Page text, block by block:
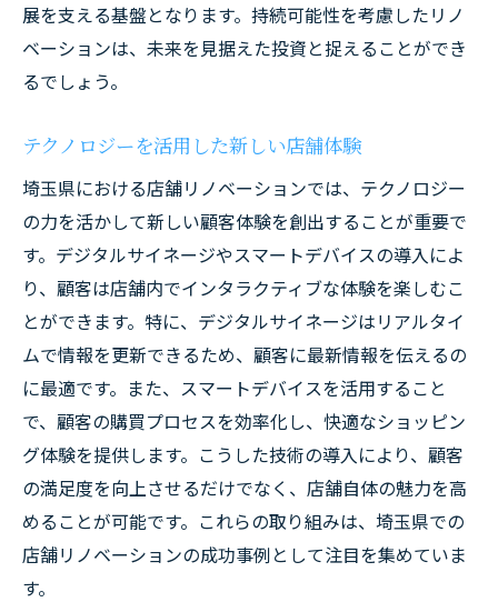
展を支える基盤となります。持続可能性を考慮したリノ
ベーションは、未来を見据えた投資と捉えることができ
るでしょう。
テクノロジーを活用した新しい店舗体験
埼玉県における店舗リノベーションでは、テクノロジー
の力を活かして新しい顧客体験を創出することが重要で
す。デジタルサイネージやスマートデバイスの導入によ
り、顧客は店舗内でインタラクティブな体験を楽しむこ
とができます。特に、デジタルサイネージはリアルタイ
ムで情報を更新できるため、顧客に最新情報を伝えるの
に最適です。また、スマートデバイスを活用すること
で、顧客の購買プロセスを効率化し、快適なショッピン
グ体験を提供します。こうした技術の導入により、顧客
の満足度を向上させるだけでなく、店舗自体の魅力を高
めることが可能です。これらの取り組みは、埼玉県での
店舗リノベーションの成功事例として注目を集めていま
す。